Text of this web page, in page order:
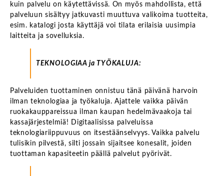
kuin palvelu on käytettävissä. On myös mahdollista, että
palveluun sisältyy jatkuvasti muuttuva valikoima tuotteita,
esim. katalogi josta käyttäjä voi tilata erilaisia uusimpia
laitteita ja sovelluksia.
TEKNOLOGIAA ja TYÖKALUJA:
Palveluiden tuottaminen onnistuu tänä päivänä harvoin
ilman teknologiaa ja työkaluja. Ajattele vaikka päivän
ruokakauppareissua ilman kaupan hedelmävaakoja tai
kassajärjestelmiä! Digitaalisissa palveluissa
teknologiariippuvuus on itsestäänselvyys. Vaikka palvelu
tulisikin pilvestä, silti jossain sijaitsee konesalit, joiden
tuottaman kapasiteetin päällä palvelut pyörivät.